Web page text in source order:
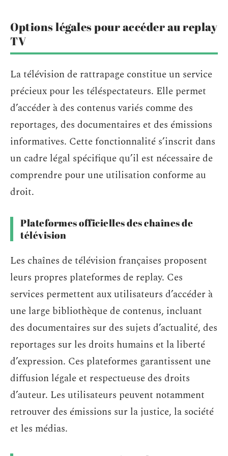
Options légales pour accéder au replay
TV
La télévision de rattrapage constitue un service
précieux pour les téléspectateurs. Elle permet
d’accéder à des contenus variés comme des
reportages, des documentaires et des émissions
informatives. Cette fonctionnalité s’inscrit dans
un cadre légal spécifique qu’il est nécessaire de
comprendre pour une utilisation conforme au
droit.
Plateformes officielles des chaînes de
télévision
Les chaînes de télévision françaises proposent
leurs propres plateformes de replay. Ces
services permettent aux utilisateurs d’accéder à
une large bibliothèque de contenus, incluant
des documentaires sur des sujets d’actualité, des
reportages sur les droits humains et la liberté
d’expression. Ces plateformes garantissent une
diffusion légale et respectueuse des droits
d’auteur. Les utilisateurs peuvent notamment
retrouver des émissions sur la justice, la société
et les médias.